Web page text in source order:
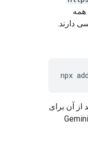
همه
npx
از آن برای
بازیابی تعاریف API و الگوهای یکپارچه‌سازی بلادرنگ از فایل‌های مستندات رسمی Gemini